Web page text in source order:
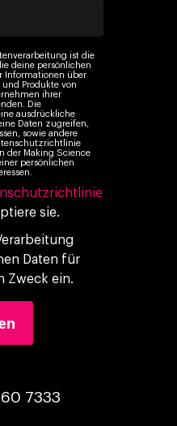
ist die
deine persönlichen
Informationen über
Produkte von
ihrer
Die
ausdrückliche
Daten zugreifen,
sowie andere
der Making Science
persönlichen
sie.
Daten für
Zweck ein.
7333​
Eigen Medien
KI, Daten &